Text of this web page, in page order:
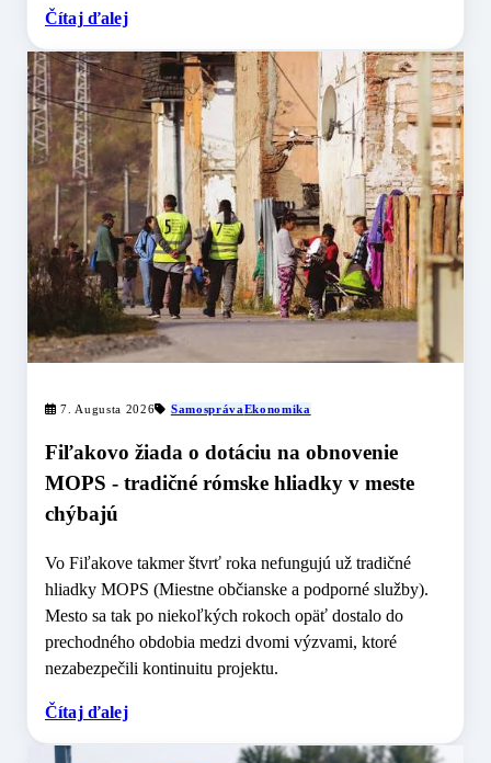
Čítaj ďalej
7. Augusta 2026 SamosprávaEkonomika
Fiľakovo žiada o dotáciu na obnovenie
MOPS - tradičné rómske hliadky v meste
chýbajú
Vo Fiľakove takmer štvrť roka nefungujú už tradičné
hliadky MOPS (Miestne občianske a podporné služby).
Mesto sa tak po niekoľkých rokoch opäť dostalo do
prechodného obdobia medzi dvomi výzvami, ktoré
nezabezpečili kontinuitu projektu.
Čítaj ďalej